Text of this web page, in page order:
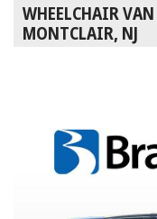
WHEELCHAIR VAN
MONTCLAIR, NJ